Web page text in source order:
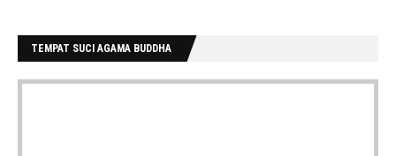
TEMPAT SUCI AGAMA BUDDHA